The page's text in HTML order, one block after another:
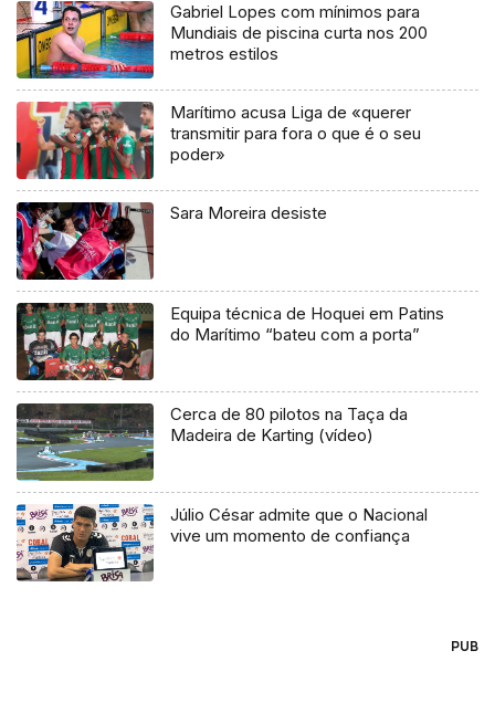
Gabriel Lopes com mínimos para
Mundiais de piscina curta nos 200
metros estilos
Marítimo acusa Liga de «querer
transmitir para fora o que é o seu
poder»
Sara Moreira desiste
Equipa técnica de Hoquei em Patins
do Marítimo “bateu com a porta”
Cerca de 80 pilotos na Taça da
Madeira de Karting (vídeo)
Júlio César admite que o Nacional
vive um momento de confiança
PUB